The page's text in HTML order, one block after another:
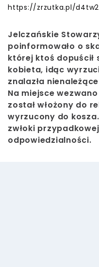
https://zrzutka.pl/
Jelczańskie
poinformowało o
której ktoś dopuścił
kobieta, idąc
znalazła
Na miejsce
został włożony do
wyrzucony do
zwłoki
odpowiedzialności.